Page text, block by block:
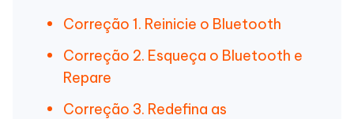
Correção 1. Reinicie o Bluetooth
Correção 2. Esqueça o Bluetooth e
Repare
Correção 3. Redefina as